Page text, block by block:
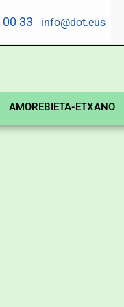
00 33 info@dot.eus
AMOREBIETA-ETXANO